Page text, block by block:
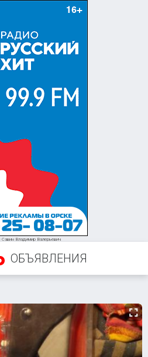
Владимир Валерьевич
ОБЪЯВЛЕНИЯ